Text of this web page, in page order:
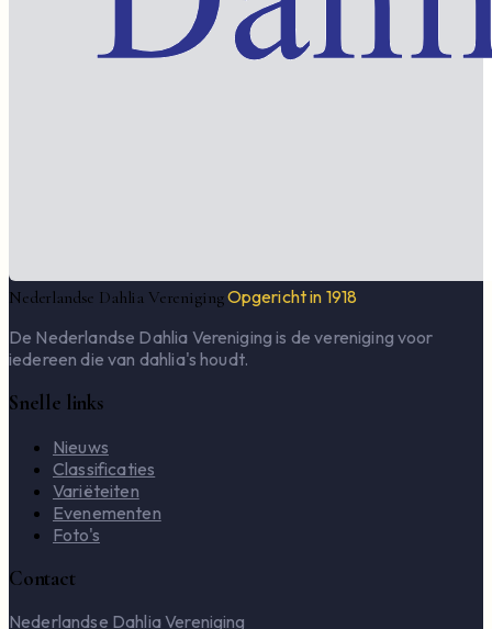
Nederlandse Dahlia VerenigingOpgericht in 1918
De Nederlandse Dahlia Vereniging is de vereniging voor
iedereen die van dahlia's houdt.
Snelle links
Nieuws
Classificaties
Variëteiten
Evenementen
Foto's
Contact
Nederlandse Dahlia Vereniging